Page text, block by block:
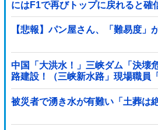
にはF1で再びトップに戻れると確
【悲報】パン屋さん、「難易度」
中国「大洪水！」三峡ダム「決壊
路建設！（三峡新水路」現場職員
踪」湖南省「三峡放流情報（画像
被災者で湧き水が有難い「土葬は